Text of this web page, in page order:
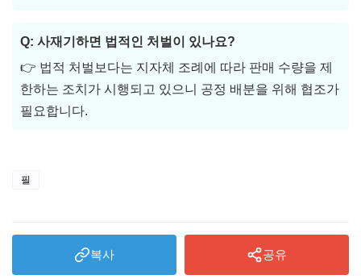
Q: 사재기하면 법적인 처벌이 있나요?
👉 법적 처벌보다는 지자체 조례에 따라 판매 수량을 제
한하는 조치가 시행되고 있으니 공정 배분을 위해 협조가
필요합니다.
필
복사 공유